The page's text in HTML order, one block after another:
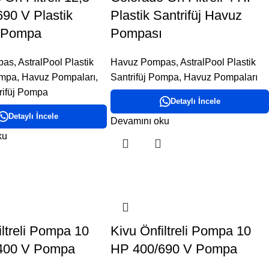
V Plastik
, AstralPool Plastik
, Havuz Pompaları,
Pompa
Detaylı İncele
Plastik Santrifüj Havuz
Pompası
Havuz Pompas, AstralPool Plastik
Santrifüj Pompa, Havuz Pompaları
Detaylı İncele
Devamını oku
Pompa 10
V Pompa
Kivu Önfiltreli Pompa 10
HP 400/690 V Pompa